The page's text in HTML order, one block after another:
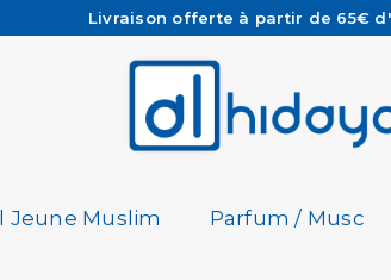
Les Commandes passées avant 15h
Besoin d'aide ? Retrouvez notre
Livraison offerte à partir de 65€
Jeune Muslim Parfum / Musc